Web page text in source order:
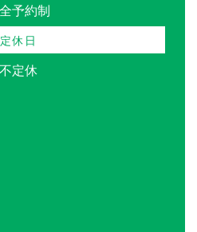
予約制
定休日
不定休